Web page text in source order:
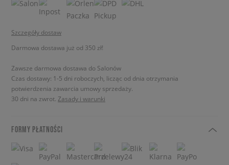
Szczegóły dostaw
Darmowa dostawa już od 350 zł!
Zawsze darmowa dostawa do Salonów
Czas dostawy: 1-5 dni roboczych, licząc od dnia otrzymania
potwierdzenia zawarcia umowy sprzedaży.
30 dni na zwrot. Zasady i warunki
FORMY PŁATNOŚCI